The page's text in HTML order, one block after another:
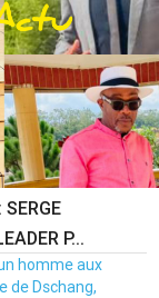
P...
homme aux
de Dschang,